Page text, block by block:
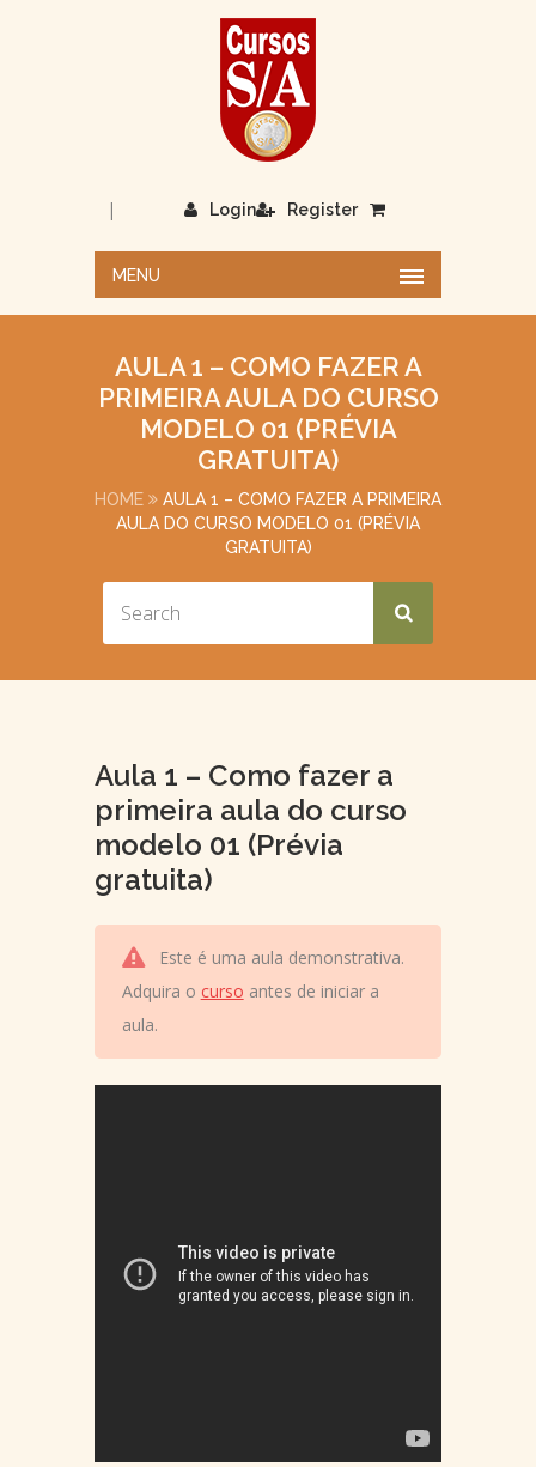
Login
| Register
MENU
AULA 1 – COMO FAZER A
PRIMEIRA AULA DO CURSO
MODELO 01 (PRÉVIA
GRATUITA)
HOME
AULA 1 – COMO FAZER A PRIMEIRA
AULA DO CURSO MODELO 01 (PRÉVIA
GRATUITA)
Aula 1 – Como fazer a
primeira aula do curso
modelo 01 (Prévia
gratuita)
Este é uma aula demonstrativa.
Adquira o curso antes de iniciar a
aula.